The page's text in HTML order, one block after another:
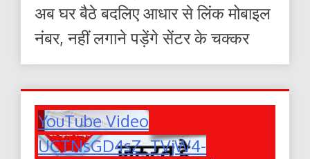
अब घर बैठे बदलिए आधार से लिंक मोबाइल
नंबर, नहीं लगाने पड़ेंगे सेंटर के चक्कर
YouTube Video
UCTNsGD4sZ_TVjW4-